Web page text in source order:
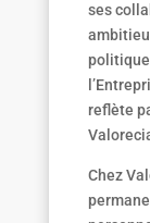
ses
reflète
Chez